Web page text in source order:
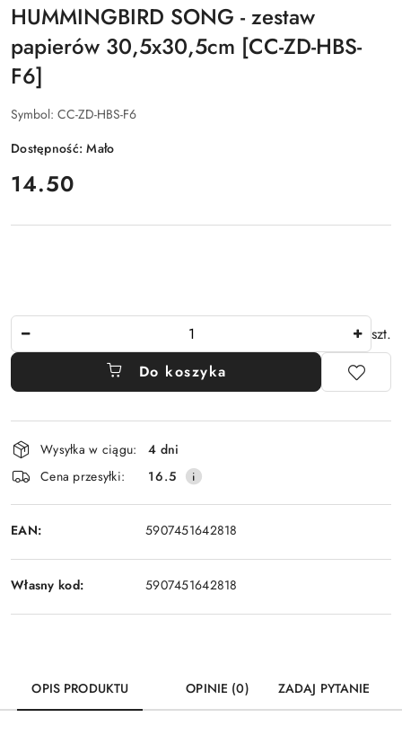
HUMMINGBIRD SONG - zestaw
papierów 30,5x30,5cm [CC-ZD-HBS-
F6]
Symbol: CC-ZD-HBS-F6
Dostępność:Mało
cena:
14.50
szt.
Do koszyka
Dostępność
i
dostawa
Wysyłka w ciągu:
4 dni
Cena przesyłki:
16.5
EAN: 5907451642818
Własny kod: 5907451642818
OPIS PRODUKTU OPINIE (0) ZADAJ PYTANIE